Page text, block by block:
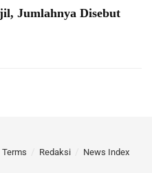
Jumlahnya Disebut
Terms Redaksi News Index